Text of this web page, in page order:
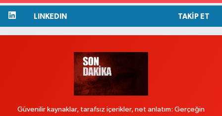
LINKEDIN TAKIP ET
Güvenilir kaynaklar, tarafsız içerikler, net anlatım: Gerçeğin